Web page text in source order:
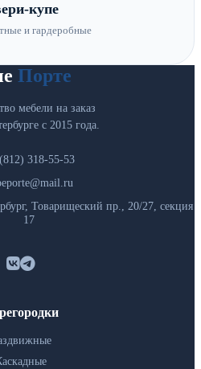
купе
и гардеробные
Порте
мебели на заказ
с 2015 года.
318-55-53
Товарищеский пр., 20/27, секция
17